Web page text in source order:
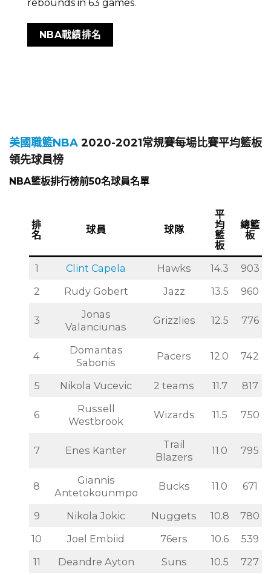
rebounds in 63 games.
NBA戰績排名
美國職籃NBA 2020-2021常規賽每場比賽平均籃板
領先球員榜
NBA籃板排行榜前50名球員名單
排
名
球員 球隊
平
均
籃
板
總籃
板
1 Clint Capela Hawks 14.3
903
2
Rudy Gobert Jazz 13.5 960
3
Jonas
Valanciunas
Grizzlies 12.5 776
4
Domantas
Sabonis
Pacers 12.0 742
5 Nikola Vucevic 2 teams 11.7 817
6
Russell
Westbrook
Wizards 11.5 750
7 Enes Kanter
Trail
Blazers
11.0 795
8
Giannis
Antetokounmpo
Bucks 11.0 671
9 Nikola Jokic Nuggets 10.8
780
10
Joel Embiid 76ers 10.6
539
11
Deandre Ayton Suns 10.5
727